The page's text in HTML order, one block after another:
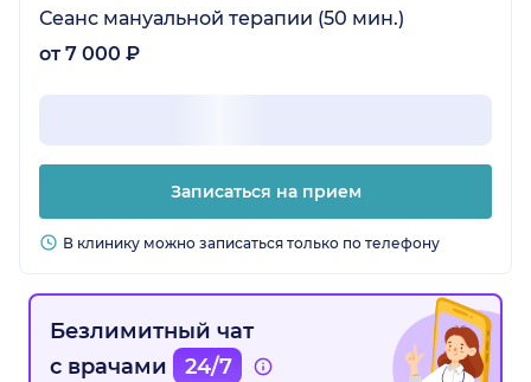
Сеанс мануальной терапии (50 мин.)
от 7 000 ₽
Записаться на прием
В клинику можно записаться только по телефону
Безлимитный чат
с врачами
24/7